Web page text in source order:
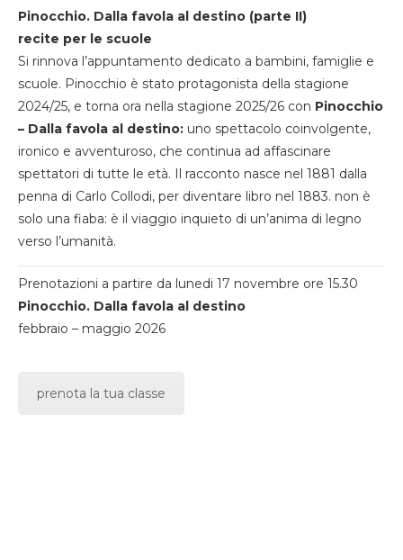
Pinocchio. Dalla favola al destino (parte II)
recite per le scuole
Si rinnova l’appuntamento dedicato a bambini, famiglie e
scuole. Pinocchio è stato protagonista della stagione
2024/25, e torna ora nella stagione 2025/26 con Pinocchio
– Dalla favola al destino: uno spettacolo coinvolgente,
ironico e avventuroso, che continua ad affascinare
spettatori di tutte le età. Il racconto nasce nel 1881 dalla
penna di Carlo Collodi, per diventare libro nel 1883. non è
solo una fiaba: è il viaggio inquieto di un’anima di legno
verso l’umanità.
Prenotazioni a partire da lunedi 17 novembre ore 15.30
Pinocchio. Dalla favola al destino
febbraio – maggio 2026
prenota la tua classe